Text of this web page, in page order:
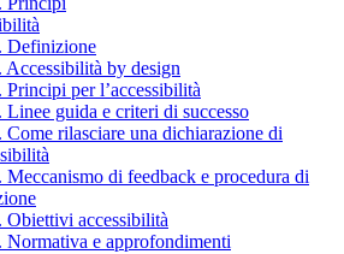
Definizione
Accessibilità by design
Principi per l’accessibilità
Linee guida e criteri di successo
Come rilasciare una dichiarazione di
Meccanismo di feedback e procedura di
Obiettivi accessibilità
Normativa e approfondimenti